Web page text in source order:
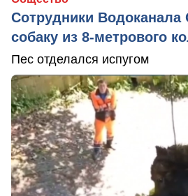
Сотрудники Водоканала
собаку из 8-метрового
Пес отделался испугом